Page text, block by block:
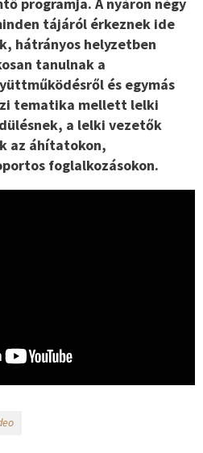
tájáról érkeznek ide
hátrányos helyzetben
tanulnak a
és egymás
tematika mellett lelki
a lelki vezetők
az áhítatokon,
foglalkozásokon.